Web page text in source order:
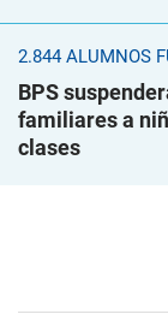
2.844 ALUMNOS
BPS
familiares a
clases